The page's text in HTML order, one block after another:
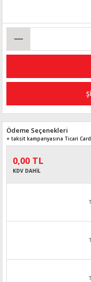
Ödeme Seçenekleri
+ taksit kampanyasına Ticari
0,00 TL
KDV DAHİL